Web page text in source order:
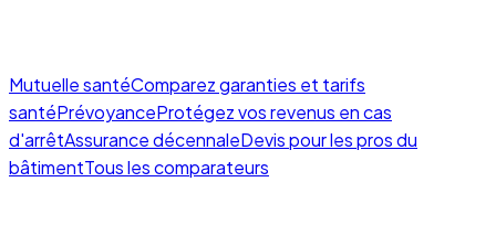
Mutuelle santéComparez garanties et tarifs
santéPrévoyanceProtégez vos revenus en cas
d'arrêtAssurance décennaleDevis pour les pros du
bâtimentTous les comparateurs